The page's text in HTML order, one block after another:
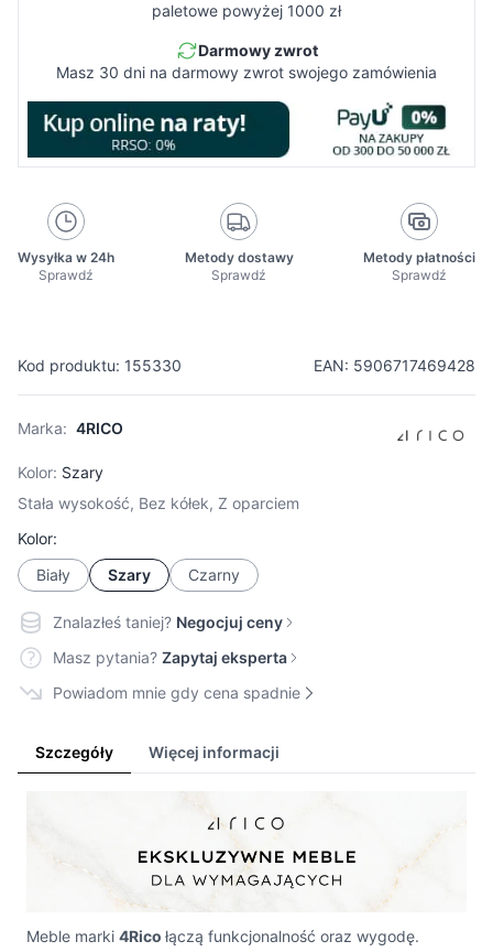
Kod produktu: 155330 EAN: 5906717469428
Marka: 4RICO
Kolor: Szary
Stała wysokość, Bez kółek, Z oparciem
Kolor:
Biały
Szary Czarny
paletowe powyżej 1000 zł
Darmowy zwrot
Masz 30 dni na darmowy zwrot swojego zamówienia
Wysyłka w 24h
Sprawdź
Metody dostawy
Sprawdź
Metody płatności
Sprawdź
Znalazłeś taniej? Negocjuj ceny
Masz pytania? Zapytaj eksperta
Powiadom mnie gdy cena spadnie
Szczegóły Więcej informacji
Meble marki 4Rico łączą funkcjonalność oraz wygodę.